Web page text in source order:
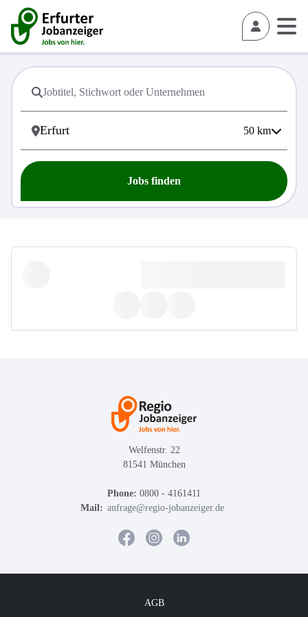
50 km
Jobs finden
Welfenstr. 22
81541 München
Phone: 0800 - 4161411
Mail: anfrage@regio-jobanzeiger.de
AGB